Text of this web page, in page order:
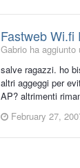
Fastweb Wi.fi
Gabrio ha aggiunto
salve ragazzi. ho
altri aggeggi per
AP? altrimenti
February 27,